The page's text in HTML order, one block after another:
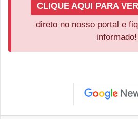
CLIQUE AQUI PARA
direto no nosso portal e
informado!